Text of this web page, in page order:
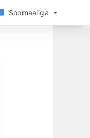
Soomaaliga
Soomaaliga